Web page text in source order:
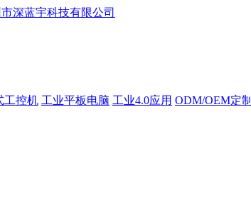
工控机 工业平板电脑 工业4.0应用 ODM/OEM定制